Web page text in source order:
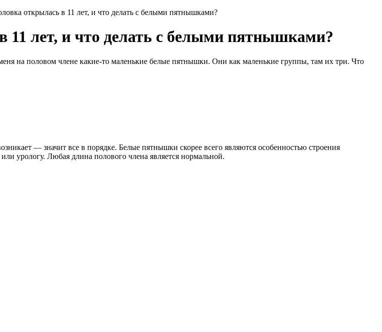
открылась в 11 лет, и что делать с белыми пятнышками?
11 лет, и что делать с белыми пятнышками?
на половом члене какие-то маленькие белые пятнышки. Они как маленькие группы, там их три. Что
— значит все в порядке. Белые пятнышки скорее всего являются особенностью строения
урологу. Любая длина полового члена является нормальной.